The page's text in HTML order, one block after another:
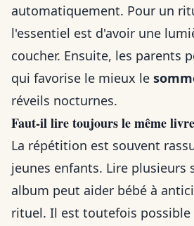
automatiquement. Pour un
l'essentiel est d'avoir une
coucher. Ensuite, les parents
qui favorise le mieux le
réveils nocturnes.
Faut-il lire toujours le même
La répétition est souvent
jeunes enfants. Lire plusieurs
album peut aider bébé à
rituel. Il est toutefois possible